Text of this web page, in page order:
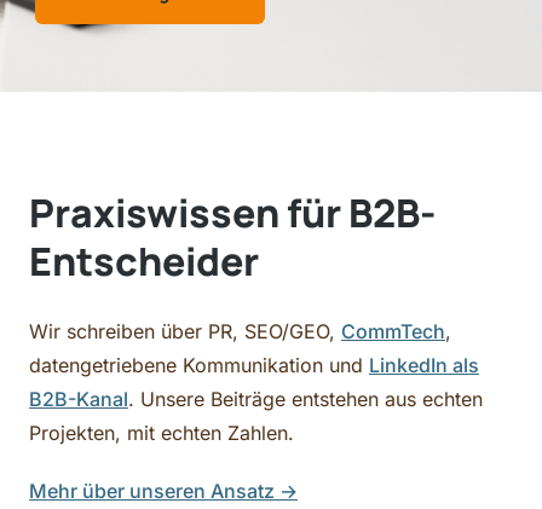
Praxiswissen für B2B-
Entscheider
Wir schreiben über PR, SEO/GEO, CommTech,
datengetriebene Kommunikation und LinkedIn als
B2B-Kanal. Unsere Beiträge entstehen aus echten
Projekten, mit echten Zahlen.
Mehr über unseren Ansatz →